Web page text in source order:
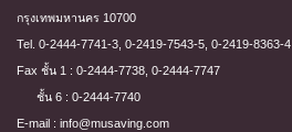
กรุงเทพมหานคร 10700
Tel. 0-2444-7741-3, 0-2419-7543-5, 0-2419-8363-4
Fax ชั้น 1 : 0-2444-7738, 0-2444-7747
ชั้น 6 : 0-2444-7740
E-mail : info@musaving.com